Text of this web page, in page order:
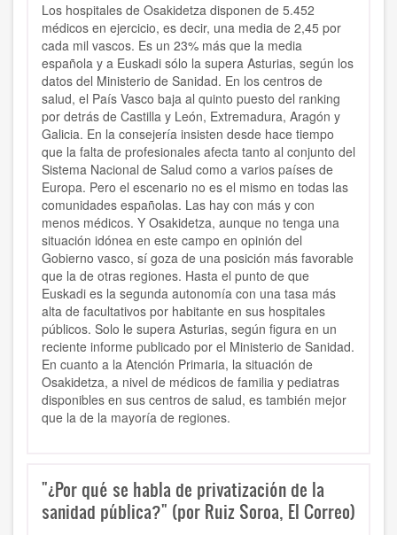
Los hospitales de Osakidetza disponen de 5.452
médicos en ejercicio, es decir, una media de 2,45 por
cada mil vascos. Es un 23% más que la media
española y a Euskadi sólo la supera Asturias, según los
datos del Ministerio de Sanidad. En los centros de
salud, el País Vasco baja al quinto puesto del ranking
por detrás de Castilla y León, Extremadura, Aragón y
Galicia. En la consejería insisten desde hace tiempo
que la falta de profesionales afecta tanto al conjunto del
Sistema Nacional de Salud como a varios países de
Europa. Pero el escenario no es el mismo en todas las
comunidades españolas. Las hay con más y con
menos médicos. Y Osakidetza, aunque no tenga una
situación idónea en este campo en opinión del
Gobierno vasco, sí goza de una posición más favorable
que la de otras regiones. Hasta el punto de que
Euskadi es la segunda autonomía con una tasa más
alta de facultativos por habitante en sus hospitales
públicos. Solo le supera Asturias, según figura en un
reciente informe publicado por el Ministerio de Sanidad.
En cuanto a la Atención Primaria, la situación de
Osakidetza, a nivel de médicos de familia y pediatras
disponibles en sus centros de salud, es también mejor
que la de la mayoría de regiones.
"¿Por qué se habla de privatización de la
sanidad pública?" (por Ruiz Soroa, El Correo)